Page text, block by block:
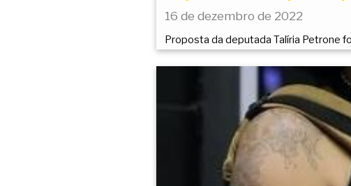
16 de dezembro de 2022
Proposta da deputada Talíria Petrone